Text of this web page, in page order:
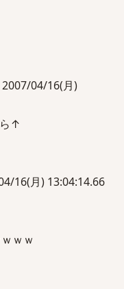
2007/04/16(月)
↑
16(月) 13:04:14.66
ｗｗ